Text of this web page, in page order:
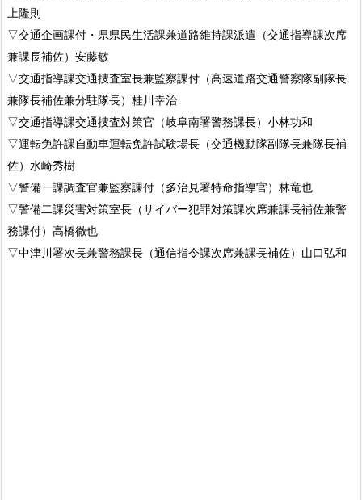
上隆則
▽交通企画課付・県県民生活課兼道路維持課派遣（交通指導課次席
兼課長補佐）安藤敏
▽交通指導課交通捜査室長兼監察課付（高速道路交通警察隊副隊長
兼隊長補佐兼分駐隊長）桂川幸治
▽交通指導課交通捜査対策官（岐阜南署警務課長）小林功和
▽運転免許課自動車運転免許試験場長（交通機動隊副隊長兼隊長補
佐）水崎秀樹
▽警備一課調査官兼監察課付（多治見署特命指導官）林竜也
▽警備二課災害対策室長（サイバー犯罪対策課次席兼課長補佐兼警
務課付）高橋徹也
▽中津川署次長兼警務課長（通信指令課次席兼課長補佐）山口弘和